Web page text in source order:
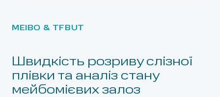
MEIBO & TFBUT
Швидкість розриву слізної
плівки та аналіз стану
мейбомієвих залоз